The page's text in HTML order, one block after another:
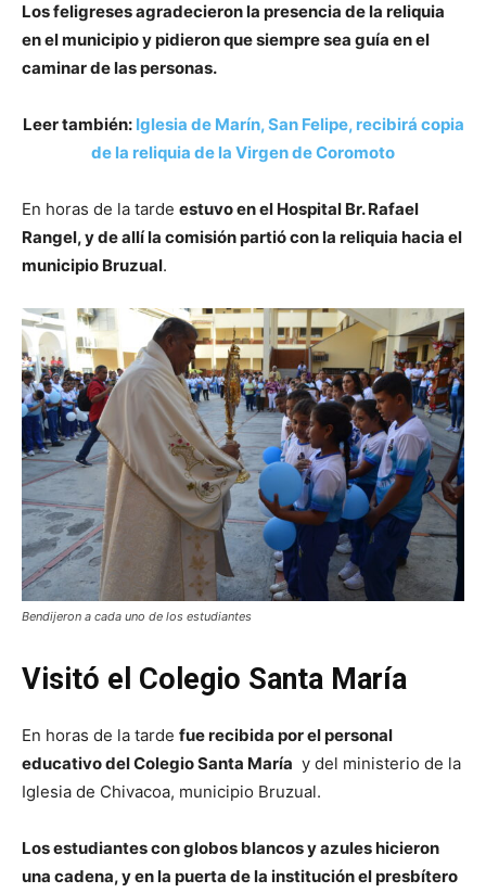
Los feligreses agradecieron la presencia de la reliquia
en el municipio y pidieron que siempre sea guía en el
caminar de las personas.
Leer también: Iglesia de Marín, San Felipe, recibirá copia
de la reliquia de la Virgen de Coromoto
En horas de la tarde estuvo en el Hospital Br. Rafael
Rangel, y de allí la comisión partió con la reliquia hacia el
municipio Bruzual.
Bendijeron a cada uno de los estudiantes
Visitó el Colegio Santa María
En horas de la tarde fue recibida por el personal
educativo del Colegio Santa María y del ministerio de la
Iglesia de Chivacoa, municipio Bruzual.
Los estudiantes con globos blancos y azules hicieron
una cadena, y en la puerta de la institución el presbítero